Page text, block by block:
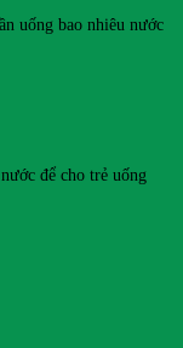
uống bao nhiêu nước
để cho trẻ uống